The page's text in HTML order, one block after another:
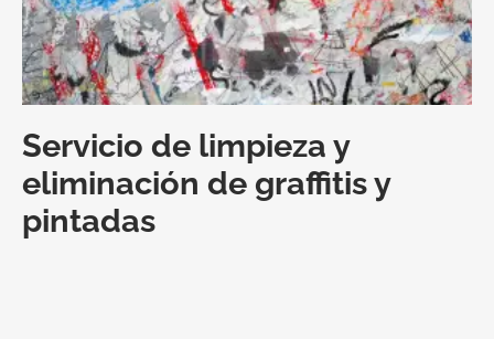
Servicio de limpieza y
eliminación de graffitis y
pintadas